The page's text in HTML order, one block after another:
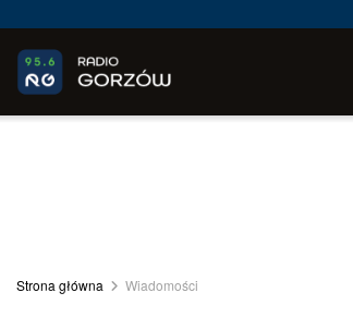
Strona główna Wiadomości